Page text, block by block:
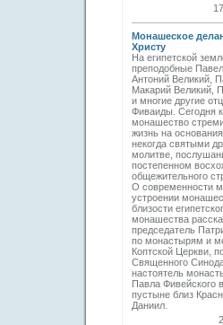
Монашеское
Христу
На египетской
преподобные
Антоний Великий,
Макарий Великий,
и многие другие
Фиваиды. Сегодня
монашество
жизнь на
некогда святыми
молитве,
постепенном
общежительного
О современности
устроении
близости
монашества
председатель
по монастырям и
Коптской Церкви,
Священного
настоятель
Павла Фивейского
пустыне близ
Даниил.